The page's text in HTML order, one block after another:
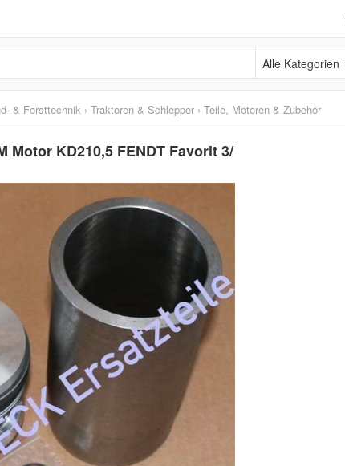
Alle Kategorien
& Forsttechnik › Traktoren & Schlepper › Teile, Motoren & Zubehör
KD210,5 FENDT Favorit 3/